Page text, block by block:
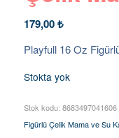
179,00₺
Playfull 16 Oz
Stokta yok
Stok kodu: 8683497041606
Figürlü Çelik Mama ve Su